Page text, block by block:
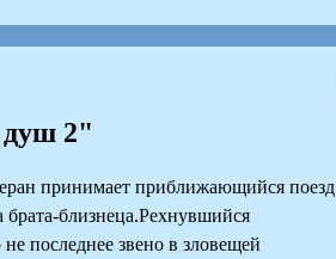
2"
принимает приближающийся поезд
близнеца.Рехнувшийся
последнее звено в зловещей